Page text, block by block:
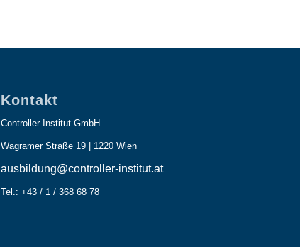
Kontakt
Controller Institut GmbH
Wagramer Straße 19 | 1220 Wien
ausbildung@controller-institut.at
Tel.: +43 / 1 / 368 68 78